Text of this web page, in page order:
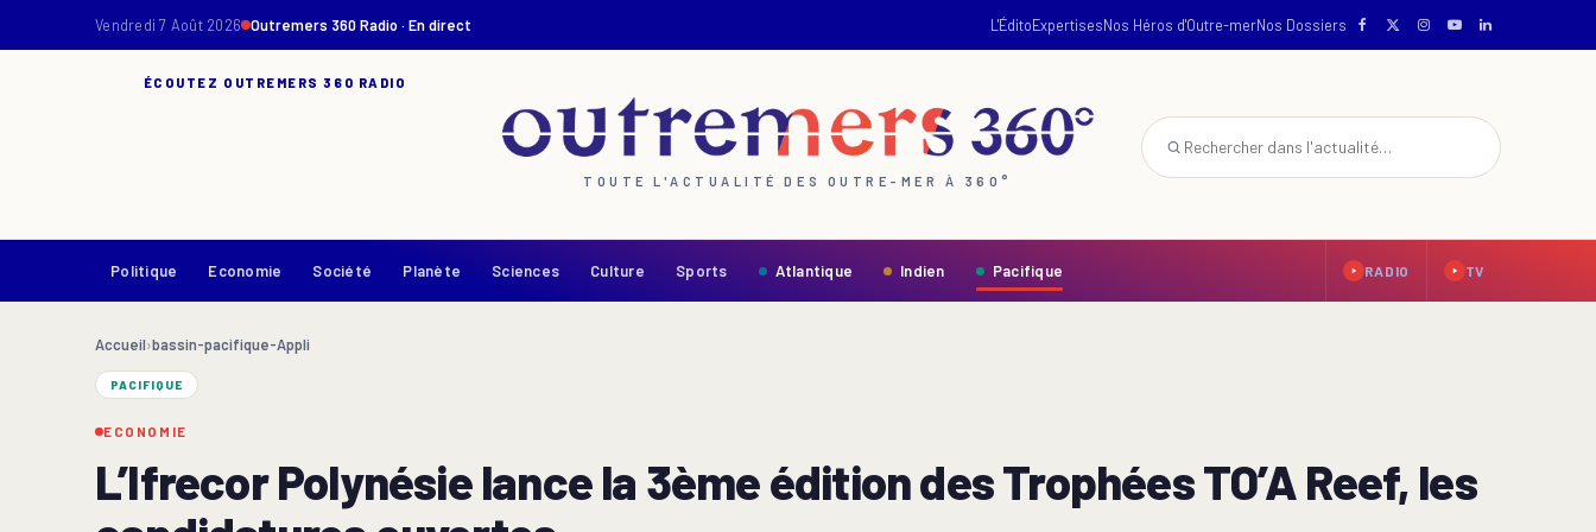
Vendredi 7 Août 2026 Outremers 360 Radio · En direct L'ÉditoExpertisesNos Héros d'Outre-merNos Dossiers
ÉCOUTEZ OUTREMERS 360 RADIO
TOUTE L'ACTUALITÉ DES OUTRE-MER À 360°
Politique Economie Société Planète Sciences Culture Sports Atlantique Indien Pacifique RADIO TV
Accueil›bassin-pacifique-Appli
PACIFIQUE
ECONOMIE
L’Ifrecor Polynésie lance la 3ème édition des Trophées TO’A Reef, les